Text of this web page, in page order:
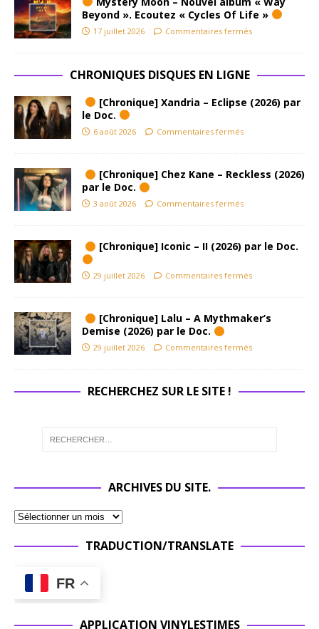
Beyond ». Ecoutez « Cycles Of Life »
17 juillet 2026 Commentaires fermés
CHRONIQUES DISQUES EN LIGNE
[Chronique] Xandria – Eclipse (2026) par
le Doc.
6 août 2026 Commentaires fermés
[Chronique] Chez Kane – Reckless (2026)
par le Doc.
3 août 2026 Commentaires fermés
[Chronique] Iconic – II (2026) par le Doc.
29 juillet 2026 Commentaires fermés
[Chronique] Lalu – A Mythmaker’s
Demise (2026) par le Doc.
29 juillet 2026 Commentaires fermés
RECHERCHEZ SUR LE SITE !
ARCHIVES DU SITE.
TRADUCTION/TRANSLATE
FR
APPLICATION VINYLESTIMES